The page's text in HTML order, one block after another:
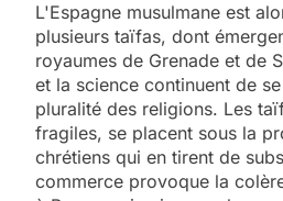
L'Espagne musulmane est
plusieurs taïfas, dont
royaumes de Grenade et de
et la science continuent de
pluralité des religions. Les
fragiles, se placent sous la
chrétiens qui en tirent de
commerce provoque la